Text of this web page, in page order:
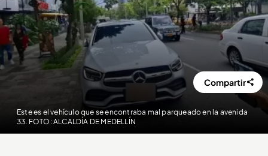
Este es el vehículo que se encontraba mal parqueado en la avenida
33. FOTO: ALCALDÍA DE MEDELLÍN
Compartir